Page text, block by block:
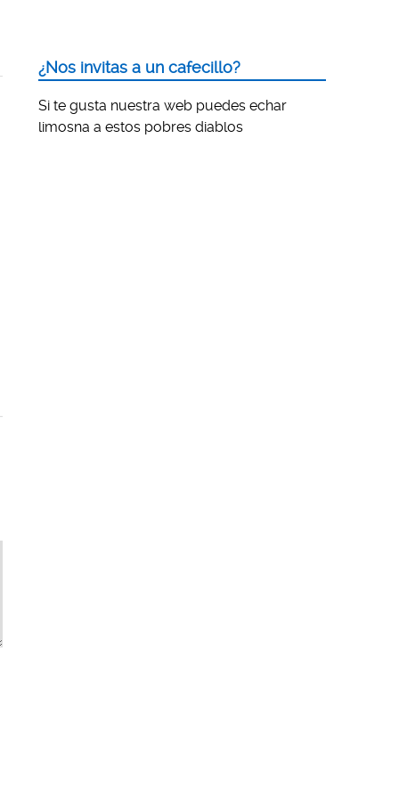
¿Nos invitas a un cafecillo?
Si te gusta nuestra web puedes echar
limosna a estos pobres diablos